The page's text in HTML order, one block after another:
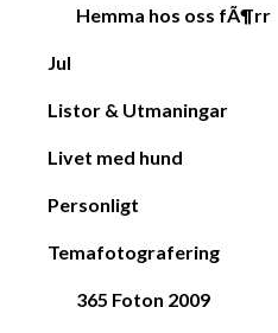
Hemma hos oss fÃ¶rr
Jul
Listor & Utmaningar
Livet med hund
Personligt
Temafotografering
365 Foton 2009